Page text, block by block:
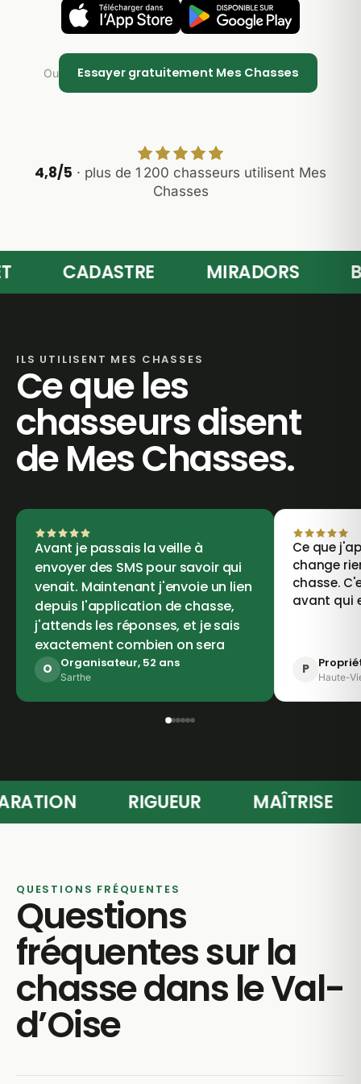
Ou Essayer gratuitement Mes Chasses
4,8/5 · plus de 1 200 chasseurs utilisent Mes
Chasses
CADASTRE MIRADORS
ILS UTILISENT MES CHASSES
Ce que les
chasseurs disent
de Mes Chasses.
Avant je passais la veille à
envoyer des SMS pour savoir qui
venait. Maintenant j'envoie un lien
depuis l'application de chasse,
j'attends les réponses, et je sais
exactement combien on sera
O Organisateur, 52 ans
Sarthe
Ce que
change
chasse.
avant qui
P
Haute-
RIGUEUR MAÎTRISE
QUESTIONS FRÉQUENTES
Questions
fréquentes sur la
chasse dans le Val-
d’Oise